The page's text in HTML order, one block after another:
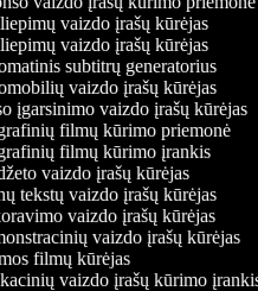
vaizdo įrašų kūrėjas
vaizdo įrašų kūrėjas
subtitrų generatorius
vaizdo įrašų kūrėjas
įgarsinimo vaizdo įrašų kūrėjas
filmų kūrimo priemonė
filmų kūrimo įrankis
vaizdo įrašų kūrėjas
tekstų vaizdo įrašų kūrėjas
vaizdo įrašų kūrėjas
vaizdo įrašų kūrėjas
filmų kūrėjas
vaizdo įrašų kūrimo įrankis